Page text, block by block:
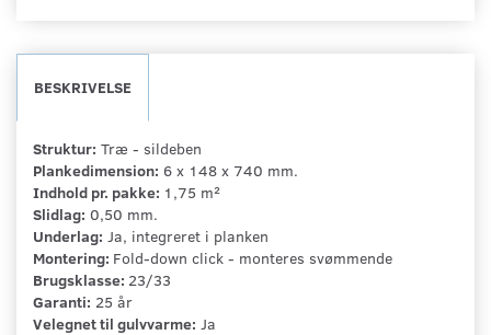
BESKRIVELSE
Struktur: Træ - sildeben
Plankedimension: 6 x 148 x 740 mm.
Indhold pr. pakke: 1,75 m²
Slidlag: 0,50 mm.
Underlag: Ja, integreret i planken
Montering: Fold-down click - monteres svømmende
Brugsklasse: 23/33
Garanti: 25 år
Velegnet til gulvvarme: Ja